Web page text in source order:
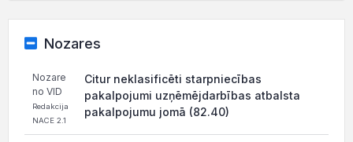
Nozares
Nozare
no VID
Redakcija
NACE 2.1
Citur neklasificēti starpniecības
pakalpojumi uzņēmējdarbības atbalsta
pakalpojumu jomā (82.40)